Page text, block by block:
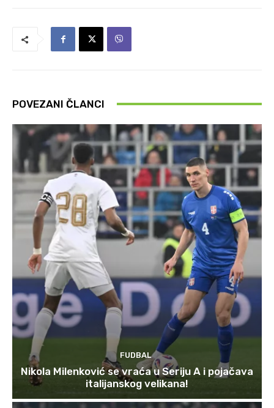
POVEZANI ČLANCI
FUDBAL
Nikola Milenković se vraća u Seriju A i pojačava
italijanskog velikana!